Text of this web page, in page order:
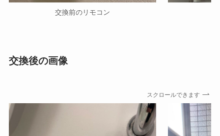
交換前のリモコン
交換後の画像
スクロールできます